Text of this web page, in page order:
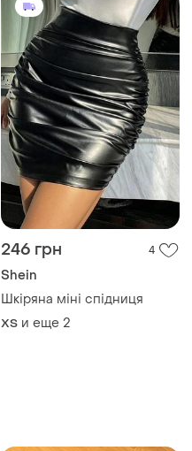
246 грн 4
Shein
Шкіряна міні спідниця
ХS и еще 2